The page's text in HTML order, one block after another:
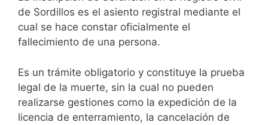
de Sordillos es el asiento registral mediante el
cual se hace constar oficialmente el
fallecimiento de una persona.
Es un trámite obligatorio y constituye la prueba
legal de la muerte, sin la cual no pueden
realizarse gestiones como la expedición de la
licencia de enterramiento, la cancelación de